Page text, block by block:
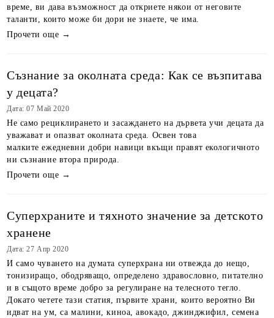
време, ви дава възможност да откриете някои от неговите
таланти, които може би дори не знаете, че има.
Прочети още →
Съзнание за околната среда: Как се възпитава
у децата?
Дата: 07 Май 2020
Не само рециклирането и засаждането на дървета учи децата да
уважават и опазват околната среда. Освен това
малките ежедневни добри навици вкъщи правят екологичното
ни съзнание втора природа.
Прочети още →
Суперхраните и тяхното значение за детското
хранене
Дата: 27 Апр 2020
И само чуването на думата суперхрана ни отвежда до нещо,
тонизиращо, ободряващо, определено здравословно, питателно
и в същото време добро за регулиране на телесното тегло.
Докато четете тази статия, първите храни, които вероятно Ви
идват на ум, са малини, киноа, авокадо, джинджифил, семена